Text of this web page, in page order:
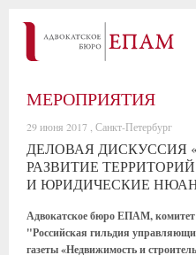
МЕРОПРИЯТИЯ
29 июня 2017 , Санкт-Петербург
ДЕЛОВАЯ ДИСКУССИЯ
РАЗВИТИЕ
И ЮРИДИЧЕСКИЕ
Адвокатское бюро ЕПАМ, комитет
"Российская гильдия
газеты «Недвижимость и